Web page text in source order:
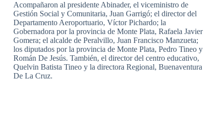
Acompañaron al presidente Abinader, el viceministro de
Gestión Social y Comunitaria, Juan Garrigó; el director del
Departamento Aeroportuario, Víctor Pichardo; la
Gobernadora por la provincia de Monte Plata, Rafaela Javier
Gomera; el alcalde de Peralvillo, Juan Francisco Manzueta;
los diputados por la provincia de Monte Plata, Pedro Tineo y
Román De Jesús. También, el director del centro educativo,
Quelvin Batista Tineo y la directora Regional, Buenaventura
De La Cruz.